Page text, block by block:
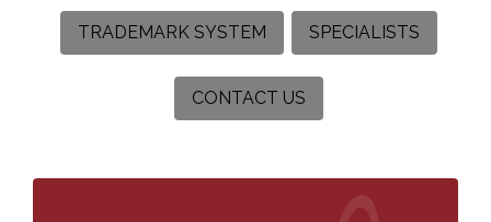
TRADEMARK SYSTEM SPECIALISTS
CONTACT US